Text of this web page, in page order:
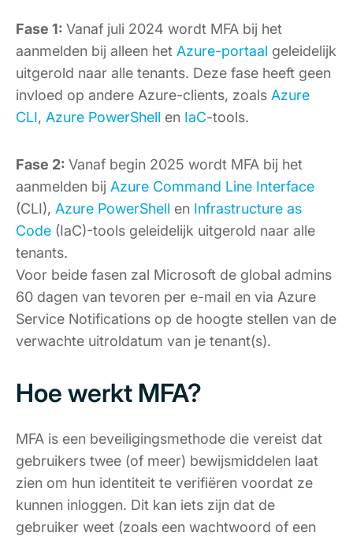
Fase 1: Vanaf juli 2024 wordt MFA bij het
aanmelden bij alleen het Azure-portaal geleidelijk
uitgerold naar alle tenants. Deze fase heeft geen
invloed op andere Azure-clients, zoals Azure
CLI, Azure PowerShell en IaC-tools.
Fase 2: Vanaf begin 2025 wordt MFA bij het
aanmelden bij Azure Command Line Interface
(CLI), Azure PowerShell en Infrastructure as
Code (IaC)-tools geleidelijk uitgerold naar alle
tenants.
Voor beide fasen zal Microsoft de global admins
60 dagen van tevoren per e-mail en via Azure
Service Notifications op de hoogte stellen van de
verwachte uitroldatum van je tenant(s).
Hoe werkt MFA?
MFA is een beveiligingsmethode die vereist dat
gebruikers twee (of meer) bewijsmiddelen laat
zien om hun identiteit te verifiëren voordat ze
kunnen inloggen. Dit kan iets zijn dat de
gebruiker weet (zoals een wachtwoord of een